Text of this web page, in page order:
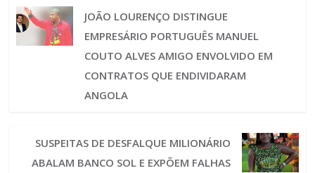
JOÃO LOURENÇO DISTINGUE
EMPRESÁRIO PORTUGUÊS MANUEL
COUTO ALVES AMIGO ENVOLVIDO EM
CONTRATOS QUE ENDIVIDARAM
ANGOLA
SUSPEITAS DE DESFALQUE MILIONÁRIO
ABALAM BANCO SOL E EXPÕEM FALHAS